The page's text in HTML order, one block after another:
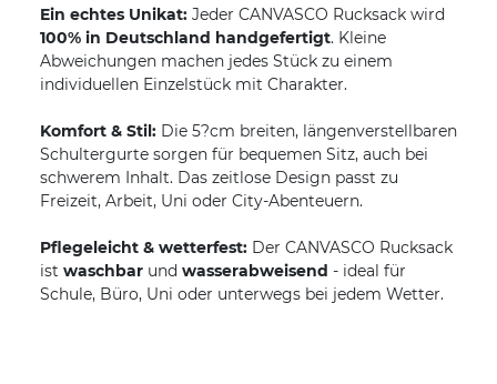
Ein echtes Unikat: Jeder CANVASCO Rucksack wird
100% in Deutschland handgefertigt. Kleine
Abweichungen machen jedes Stück zu einem
individuellen Einzelstück mit Charakter.
Komfort & Stil: Die 5?cm breiten, längenverstellbaren
Schultergurte sorgen für bequemen Sitz, auch bei
schwerem Inhalt. Das zeitlose Design passt zu
Freizeit, Arbeit, Uni oder City-Abenteuern.
Pflegeleicht & wetterfest: Der CANVASCO Rucksack
ist waschbar und wasserabweisend - ideal für
Schule, Büro, Uni oder unterwegs bei jedem Wetter.